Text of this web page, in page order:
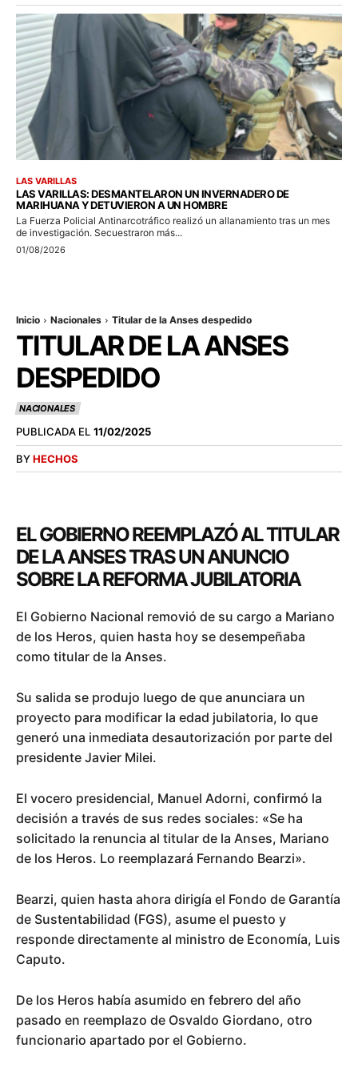
LAS VARILLAS
LAS VARILLAS: DESMANTELARON UN INVERNADERO DE
MARIHUANA Y DETUVIERON A UN HOMBRE
La Fuerza Policial Antinarcotráfico realizó un allanamiento tras un mes
de investigación. Secuestraron más...
01/08/2026